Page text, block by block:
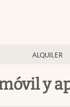
ALQUILER
y